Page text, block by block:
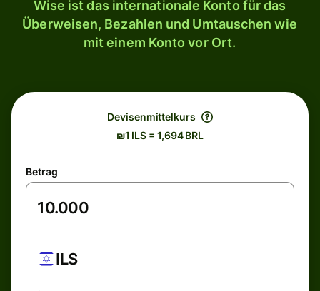
Wise ist das internationale Konto für das
Überweisen, Bezahlen und Umtauschen wie
mit einem Konto vor Ort.
Devisenmittelkurs
₪1 ILS = 1,694 BRL
Betrag
ILS